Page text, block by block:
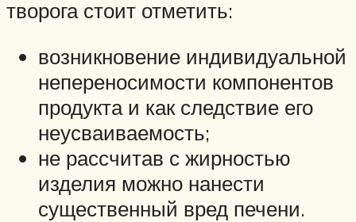
творога стоит отметить:
возникновение индивидуальной
непереносимости компонентов
продукта и как следствие его
неусваиваемость;
не рассчитав с жирностью
изделия можно нанести
существенный вред печени.